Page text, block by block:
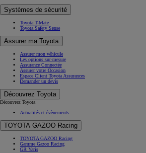
Systèmes de sécurité
Toyota T-Mate
Toyota Safety Sense
Assurer ma Toyota
Assurer mon véhicule
Les options sur-mesure
Assurance Connectée
Assurer votre Occasion
Espace Client Toyota Assurances
Demander un devis
Découvrez Toyota
Découvrez Toyota
Actualités et évènements
TOYOTA GAZOO Racing
TOYOTA GAZOO Racing
Gamme Gazoo Racing
GR Yaris